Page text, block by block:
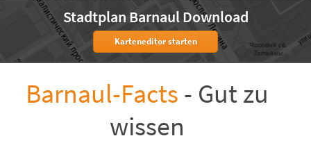
Stadtplan Barnaul Download
Karteneditor starten
Barnaul-Facts - Gut zu
wissen